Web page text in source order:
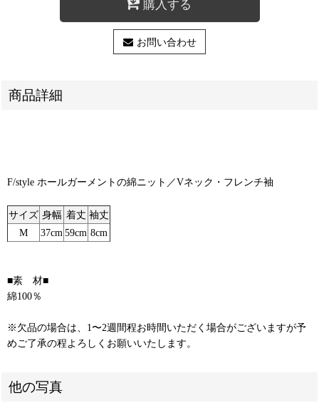
購入する
お問い合わせ
商品詳細
F/style ホールガーメントの綿ニット／Vネック・フレンチ袖
サイズ 身幅 着丈 袖丈
M
37cm 59cm 8cm
■素 材■
綿100％
※欠品の場合は、1〜2週間程お時間いただく場合がございますが予
めご了承の程よろしくお願いいたします。
他の写真